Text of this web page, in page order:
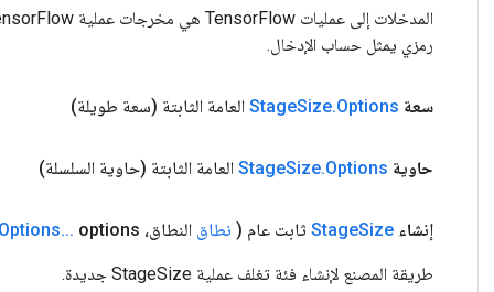
رمزي يمثل حساب الإدخال.
سعة StageSize.Options العامة الثابتة (سعة طويلة)
حاوية StageSize.Options العامة الثابتة (حاوية السلسلة)
إنشاء StageSize ثابت عام ( نطاق النطاق، List<Class<?>> dtypes، Options... options)
طريقة المصنع لإنشاء فئة تغلف عملية StageSize جديدة.